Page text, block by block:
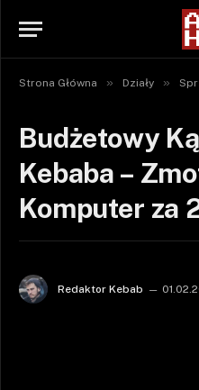
Strona Główna » Działy »
Budżetowy
Kebaba –
Komputer za
Redaktor Kebab